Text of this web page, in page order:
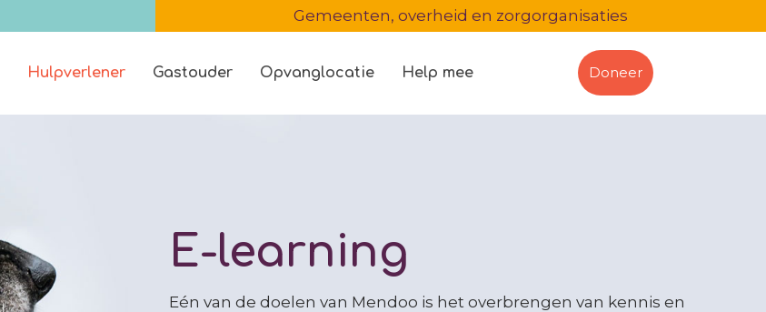
Gemeenten, overheid en zorgorganisaties
Hulpverlener Gastouder Opvanglocatie Help mee Doneer
E-learning
Eén van de doelen van Mendoo is het overbrengen van kennis en